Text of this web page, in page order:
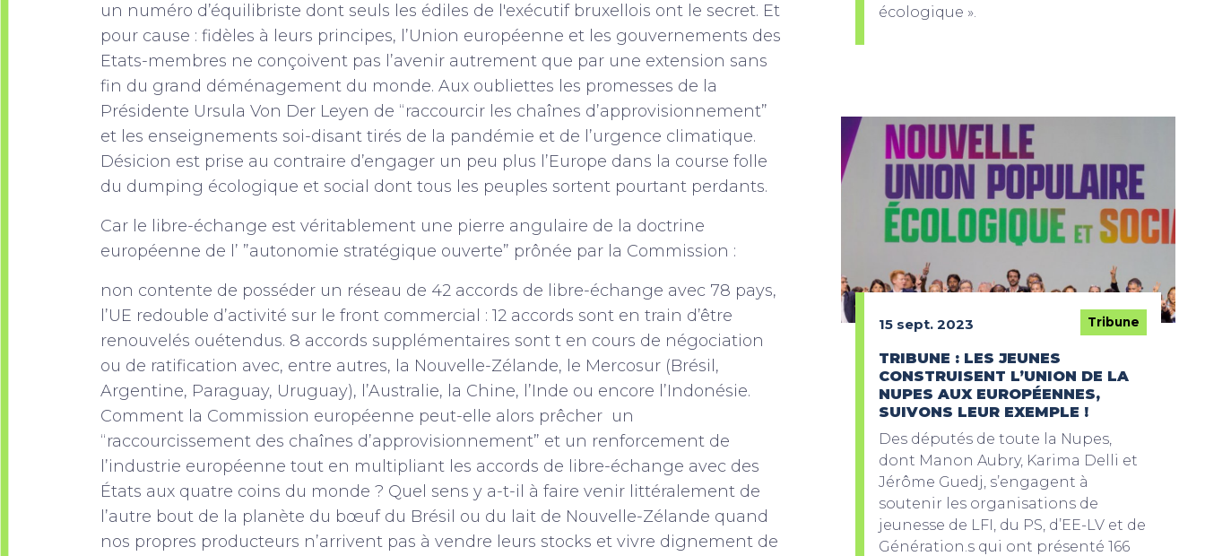
un numéro d’équilibriste dont seuls les édiles de l'exécutif bruxellois ont le secret. Et
pour cause : fidèles à leurs principes, l’Union européenne et les gouvernements des
Etats-membres ne conçoivent pas l’avenir autrement que par une extension sans
fin du grand déménagement du monde. Aux oubliettes les promesses de la
Présidente Ursula Von Der Leyen de “raccourcir les chaînes d’approvisionnement”
et les enseignements soi-disant tirés de la pandémie et de l’urgence climatique.
Désicion est prise au contraire d’engager un peu plus l’Europe dans la course folle
du dumping écologique et social dont tous les peuples sortent pourtant perdants.
Car le libre-échange est véritablement une pierre angulaire de la doctrine
européenne de l’ ”autonomie stratégique ouverte” prônée par la Commission :
non contente de posséder un réseau de 42 accords de libre-échange avec 78 pays,
l’UE redouble d’activité sur le front commercial : 12 accords sont en train d’être
renouvelés ouétendus. 8 accords supplémentaires sont t en cours de négociation
ou de ratification avec, entre autres, la Nouvelle-Zélande, le Mercosur (Brésil,
Argentine, Paraguay, Uruguay), l’Australie, la Chine, l’Inde ou encore l’Indonésie.
Comment la Commission européenne peut-elle alors prêcher un
“raccourcissement des chaînes d’approvisionnement” et un renforcement de
l’industrie européenne tout en multipliant les accords de libre-échange avec des
États aux quatre coins du monde ? Quel sens y a-t-il à faire venir littéralement de
l’autre bout de la planète du bœuf du Brésil ou du lait de Nouvelle-Zélande quand
nos propres producteurs n’arrivent pas à vendre leurs stocks et vivre dignement de
écologique ».
15 sept. 2023 Tribune
TRIBUNE : LES JEUNES
CONSTRUISENT L’UNION DE LA
NUPES AUX EUROPÉENNES,
SUIVONS LEUR EXEMPLE !
Des députés de toute la Nupes,
dont Manon Aubry, Karima Delli et
Jérôme Guedj, s’engagent à
soutenir les organisations de
jeunesse de LFI, du PS, d’EE-LV et de
Génération.s qui ont présenté 166